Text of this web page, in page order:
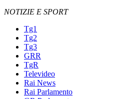
NOTIZIE E SPORT
Tg1
Tg2
Tg3
GRR
TgR
Televideo
Rai News
Rai Parlamento